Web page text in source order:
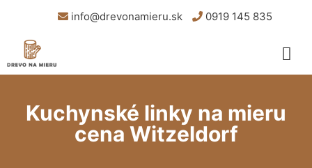
info@drevonamieru.sk 0919 145 835
Kuchynské linky na mieru
cena Witzeldorf